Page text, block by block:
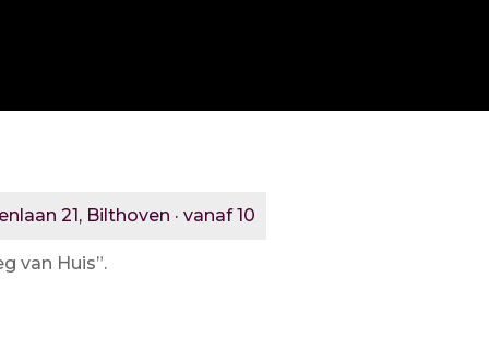
21, Bilthoven · vanaf 10
van Huis”.